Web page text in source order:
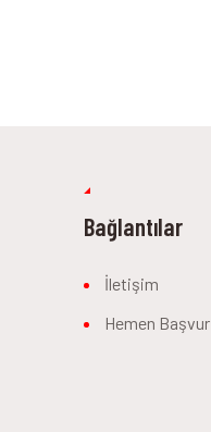
Bağlantılar
İletişim
Hemen Başvur